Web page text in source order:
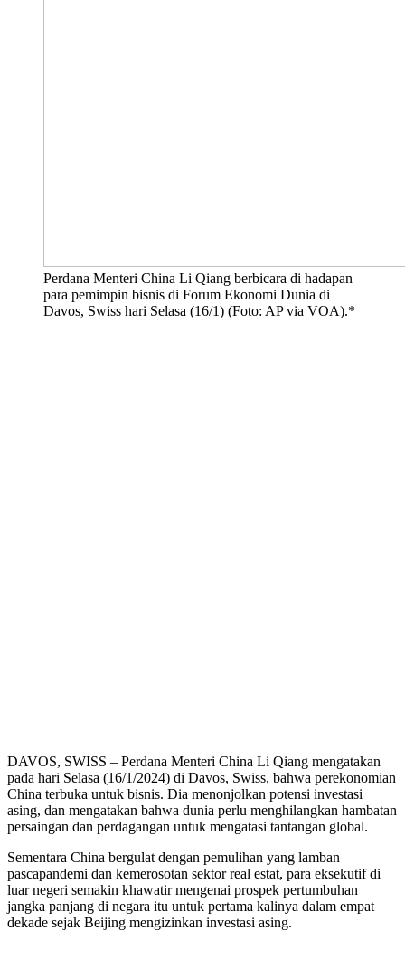
Perdana Menteri China Li Qiang berbicara di hadapan
para pemimpin bisnis di Forum Ekonomi Dunia di
Davos, Swiss hari Selasa (16/1) (Foto: AP via VOA).*
DAVOS, SWISS – Perdana Menteri China Li Qiang mengatakan
pada hari Selasa (16/1/2024) di Davos, Swiss, bahwa perekonomian
China terbuka untuk bisnis. Dia menonjolkan potensi investasi
asing, dan mengatakan bahwa dunia perlu menghilangkan hambatan
persaingan dan perdagangan untuk mengatasi tantangan global.
Sementara China bergulat dengan pemulihan yang lamban
pascapandemi dan kemerosotan sektor real estat, para eksekutif di
luar negeri semakin khawatir mengenai prospek pertumbuhan
jangka panjang di negara itu untuk pertama kalinya dalam empat
dekade sejak Beijing mengizinkan investasi asing.